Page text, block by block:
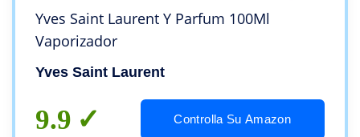
Yves Saint Laurent Y Parfum 100Ml
Vaporizador
Yves Saint Laurent
9.9 Controlla Su Amazon